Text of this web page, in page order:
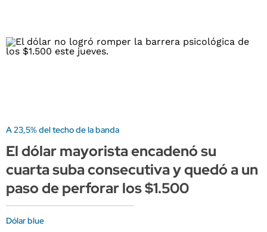
A 23,5% del techo de la banda
El dólar mayorista encadenó su
cuarta suba consecutiva y quedó a un
paso de perforar los $1.500
Dólar blue